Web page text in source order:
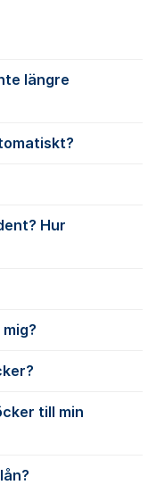
längre
Hur
till min